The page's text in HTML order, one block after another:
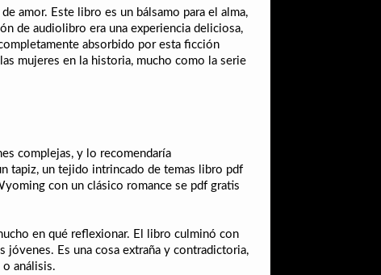
amor. Este libro es un bálsamo para el alma,
de audiolibro era una experiencia deliciosa,
absorbido por esta ficción
mujeres en la historia, mucho como la serie
complejas, y lo recomendaría
tapiz, un tejido intrincado de temas libro pdf
con un clásico romance se pdf gratis
en qué reflexionar. El libro culminó con
jóvenes. Es una cosa extraña y contradictoria,
análisis.